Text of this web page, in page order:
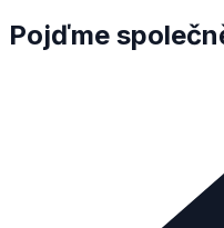
Pojďme